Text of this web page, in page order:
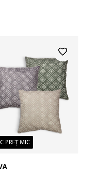
PREȚ MIC